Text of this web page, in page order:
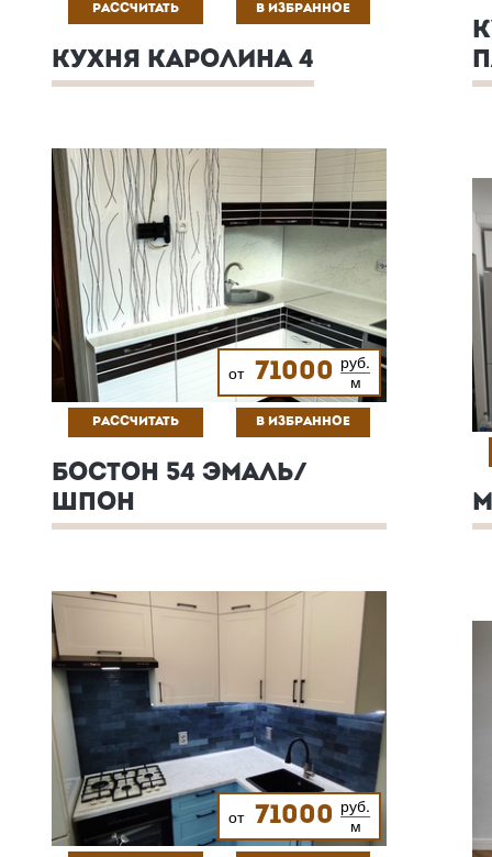
РАССЧИТАТЬ В ИЗБРАННОЕ
КУХНЯ КАРОЛИНА 4
от 71000 руб.
м
РАССЧИТАТЬ В ИЗБРАННОЕ
БОСТОН 54 ЭМАЛЬ/
ШПОН
от 71000 руб.
м